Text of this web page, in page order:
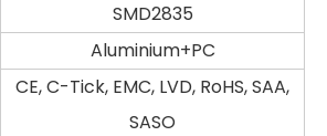
SMD2835
Aluminium+PC
CE, C-Tick, EMC, LVD, RoHS, SAA,
SASO